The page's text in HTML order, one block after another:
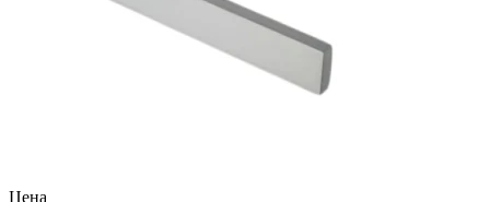
Цена